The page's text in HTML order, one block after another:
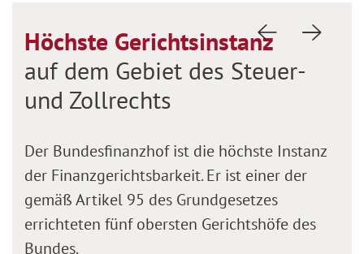
Vorherige
Höchste Gerichtsinstanz
auf dem Gebiet des Steuer-
und Zollrechts
Der Bundesfinanzhof ist die höchste Instanz
der Finanzgerichtsbarkeit. Er ist einer der
gemäß Artikel 95 des Grundgesetzes
errichteten fünf obersten Gerichtshöfe des
Bundes.